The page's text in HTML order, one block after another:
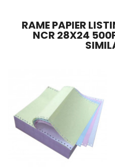
RAME PAPIER
NCR 28X24